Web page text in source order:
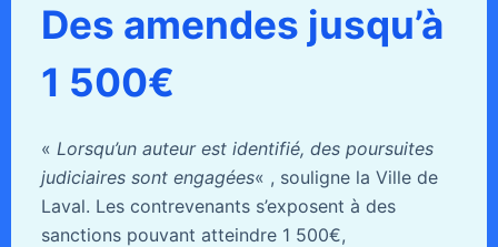
Des amendes jusqu’à
1 500€
« Lorsqu’un auteur est identifié, des poursuites
judiciaires sont engagées« , souligne la Ville de
Laval. Les contrevenants s’exposent à des
sanctions pouvant atteindre 1 500€,